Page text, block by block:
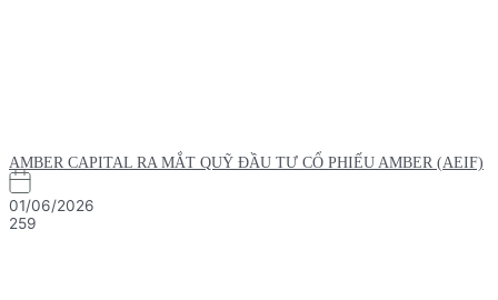
AMBER CAPITAL RA MẮT QUỸ ĐẦU TƯ CỔ PHIẾU AMBER (AEIF)
01/06/2026
259